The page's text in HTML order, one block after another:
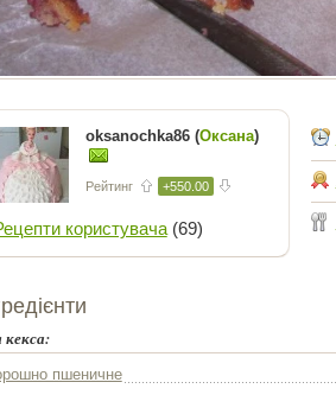
oksanochka86 (Оксана)
Рейтинг +550.00
користувача(69)
пшеничне